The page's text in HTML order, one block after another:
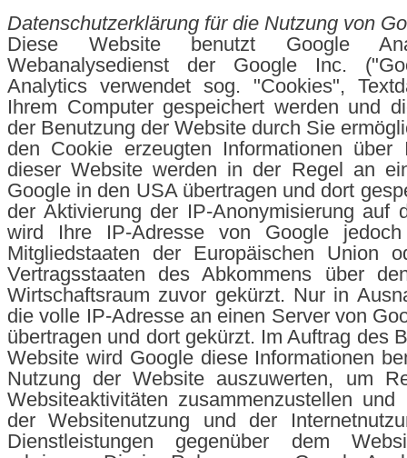
Datenschutzerklärung für die Nutzung von
Diese Website benutzt Google
Webanalysedienst der Google Inc.
Analytics verwendet sog. "Cookies",
Ihrem Computer gespeichert werden und
der Benutzung der Website durch Sie
den Cookie erzeugten Informationen über
dieser Website werden in der Regel an
Google in den USA übertragen und dort
der Aktivierung der IP-Anonymisierung auf
wird Ihre IP-Adresse von Google
Mitgliedstaaten der Europäischen Union
Vertragsstaaten des Abkommens über
Wirtschaftsraum zuvor gekürzt. Nur in
die volle IP-Adresse an einen Server von
übertragen und dort gekürzt. Im Auftrag des
Website wird Google diese Informationen
Nutzung der Website auszuwerten, um
Websiteaktivitäten zusammenzustellen
der Websitenutzung und der
Dienstleistungen gegenüber dem